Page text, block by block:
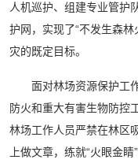
人机巡护、组建专业管护
护网，实现了“不发生森林
灾的既定目标。
面对林场资源保护工作
防火和重大有害生物防控
林场工作人员严禁在林区
上做文章，练就“火眼金